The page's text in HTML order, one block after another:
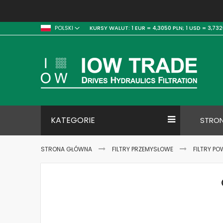
POLSKI KURSY WALUT: 1 EUR = 4,3050 PLN; 1 USD =
KATEGORIE
STRONA GŁÓWNA FILTRY PRZEMYSŁOWE FILTRY